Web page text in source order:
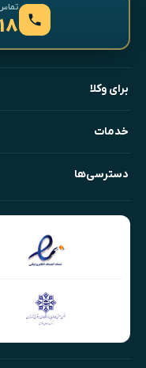
تماس
برای وکلا
خدمات
دسترسی‌ها